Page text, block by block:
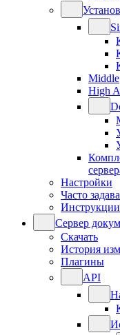
Middle
High
Настройки
Часто
Сервер
Скачать
История
Плагины
API